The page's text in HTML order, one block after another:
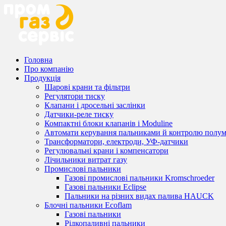
Головна
Про компанію
Продукція
Шарові крани та фільтри
Регулятори тиску
Клапани і дросельні заслінки
Датчики-реле тиску
Компактні блоки клапанів і Moduline
Автомати керування пальниками й контролю
Трансформатори, електроди, УФ-датчики
Регулювальні крани і компенсатори
Лічильники витрат газу
Промислові пальники
Газові промислові пальники Kromschroeder
Газові пальники Eclipse
Пальники на різних видах палива HAUCK
Блочні пальники Ecoflam
Газові пальники
Рідкопаливні пальники